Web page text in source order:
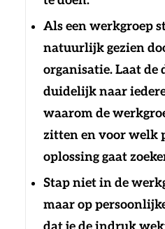
Als een werkgroep
natuurlijk gezien
organisatie. Laat de
duidelijk naar
waarom de
zitten en voor welk
oplossing gaat
Stap niet in de
maar op